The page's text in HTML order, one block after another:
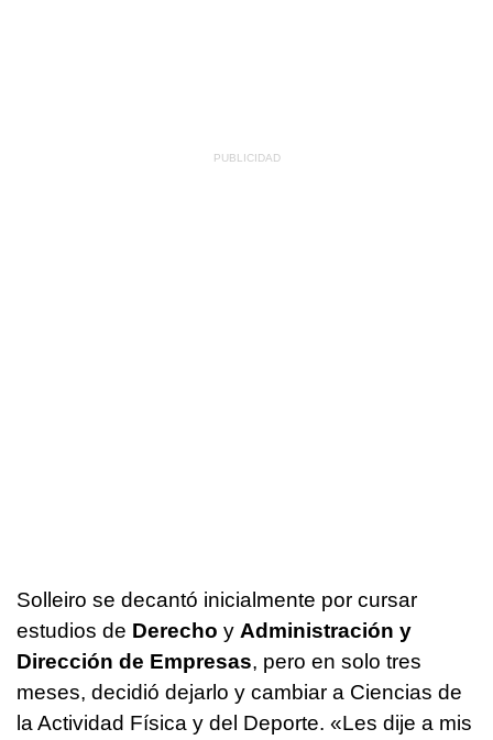
Solleiro se decantó inicialmente por cursar
estudios de Derecho y Administración y
Dirección de Empresas, pero en solo tres
meses, decidió dejarlo y cambiar a Ciencias de
la Actividad Física y del Deporte. «Les dije a mis